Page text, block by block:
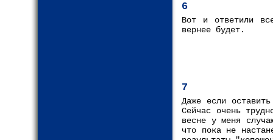
6
Вот и ответили
вернее будет.
7
Даже если
Сейчас очень
весне у меня
что пока не